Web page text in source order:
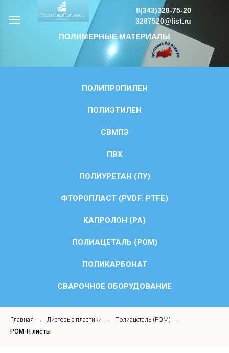
ПОЛИМЕРНЫЕ МАТЕРИАЛЫ
8(343)328-75-20
3287520@list.ru
ПОЛИПРОПИЛЕН
ПОЛИЭТИЛЕН
СВМПЭ
ПВХ
ПОЛИУРЕТАН (ПУ)
ФТОРОПЛАСТ (PVDF: PTFE)
КАПРОЛОН (PA)
ПОЛИАЦЕТАЛЬ (POM)
ПОЛИКАРБОНАТ
СВАРОЧНОЕ ОБОРУДОВАНИЕ
Главная → Листовые пластики → Полиацеталь (POM) →
POM-H листы